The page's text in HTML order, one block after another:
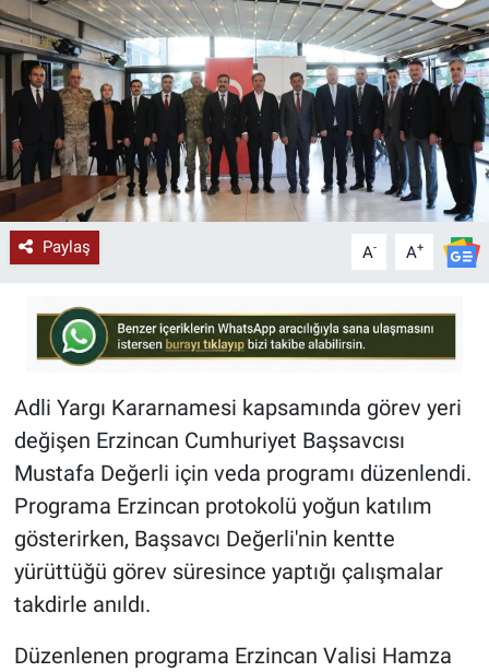
Paylaş A- A+
Adli Yargı Kararnamesi kapsamında görev yeri
değişen Erzincan Cumhuriyet Başsavcısı
Mustafa Değerli için veda programı düzenlendi.
Programa Erzincan protokolü yoğun katılım
gösterirken, Başsavcı Değerli'nin kentte
yürüttüğü görev süresince yaptığı çalışmalar
takdirle anıldı.
Düzenlenen programa Erzincan Valisi Hamza
RESMİ İLAN